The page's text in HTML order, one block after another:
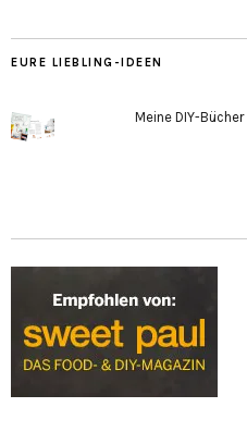
EURE LIEBLING-IDEEN
Meine DIY-Bücher